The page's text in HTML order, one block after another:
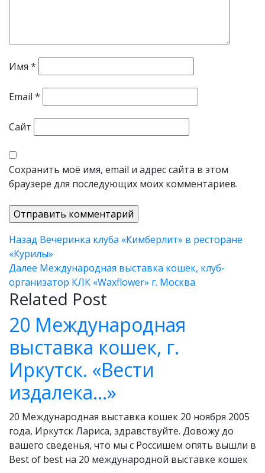
Имя *
Email *
Сайт
Сохранить моё имя, email и адрес сайта в этом
браузере для последующих моих комментариев.
Навигация
по
записям
Назад Предыдущая
запись:
Вечеринка клуба «Кимберлит» в ресторане
«Курилы»
Далее Следующая
запись:
Международная выставка кошек, клуб-
организатор КЛК «Waxflower» г. Москва
Related Post
20 Международная
выставка кошек, г.
Иркутск. «Вести
издалека…»
выставка
кошек,
20 Международная выставка кошек 20 ноября 2005
года, Иркутск Лариса, здравствуйте. Довожу до
вашего сведенья, что мы с Россишем опять вышли в
Best of best на 20 международной выставке кошек